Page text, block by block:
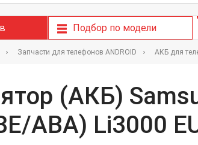
Подбор по модели
Запчасти для телефонов ANDROID АКБ для
(АКБ)
ABA) Li3000